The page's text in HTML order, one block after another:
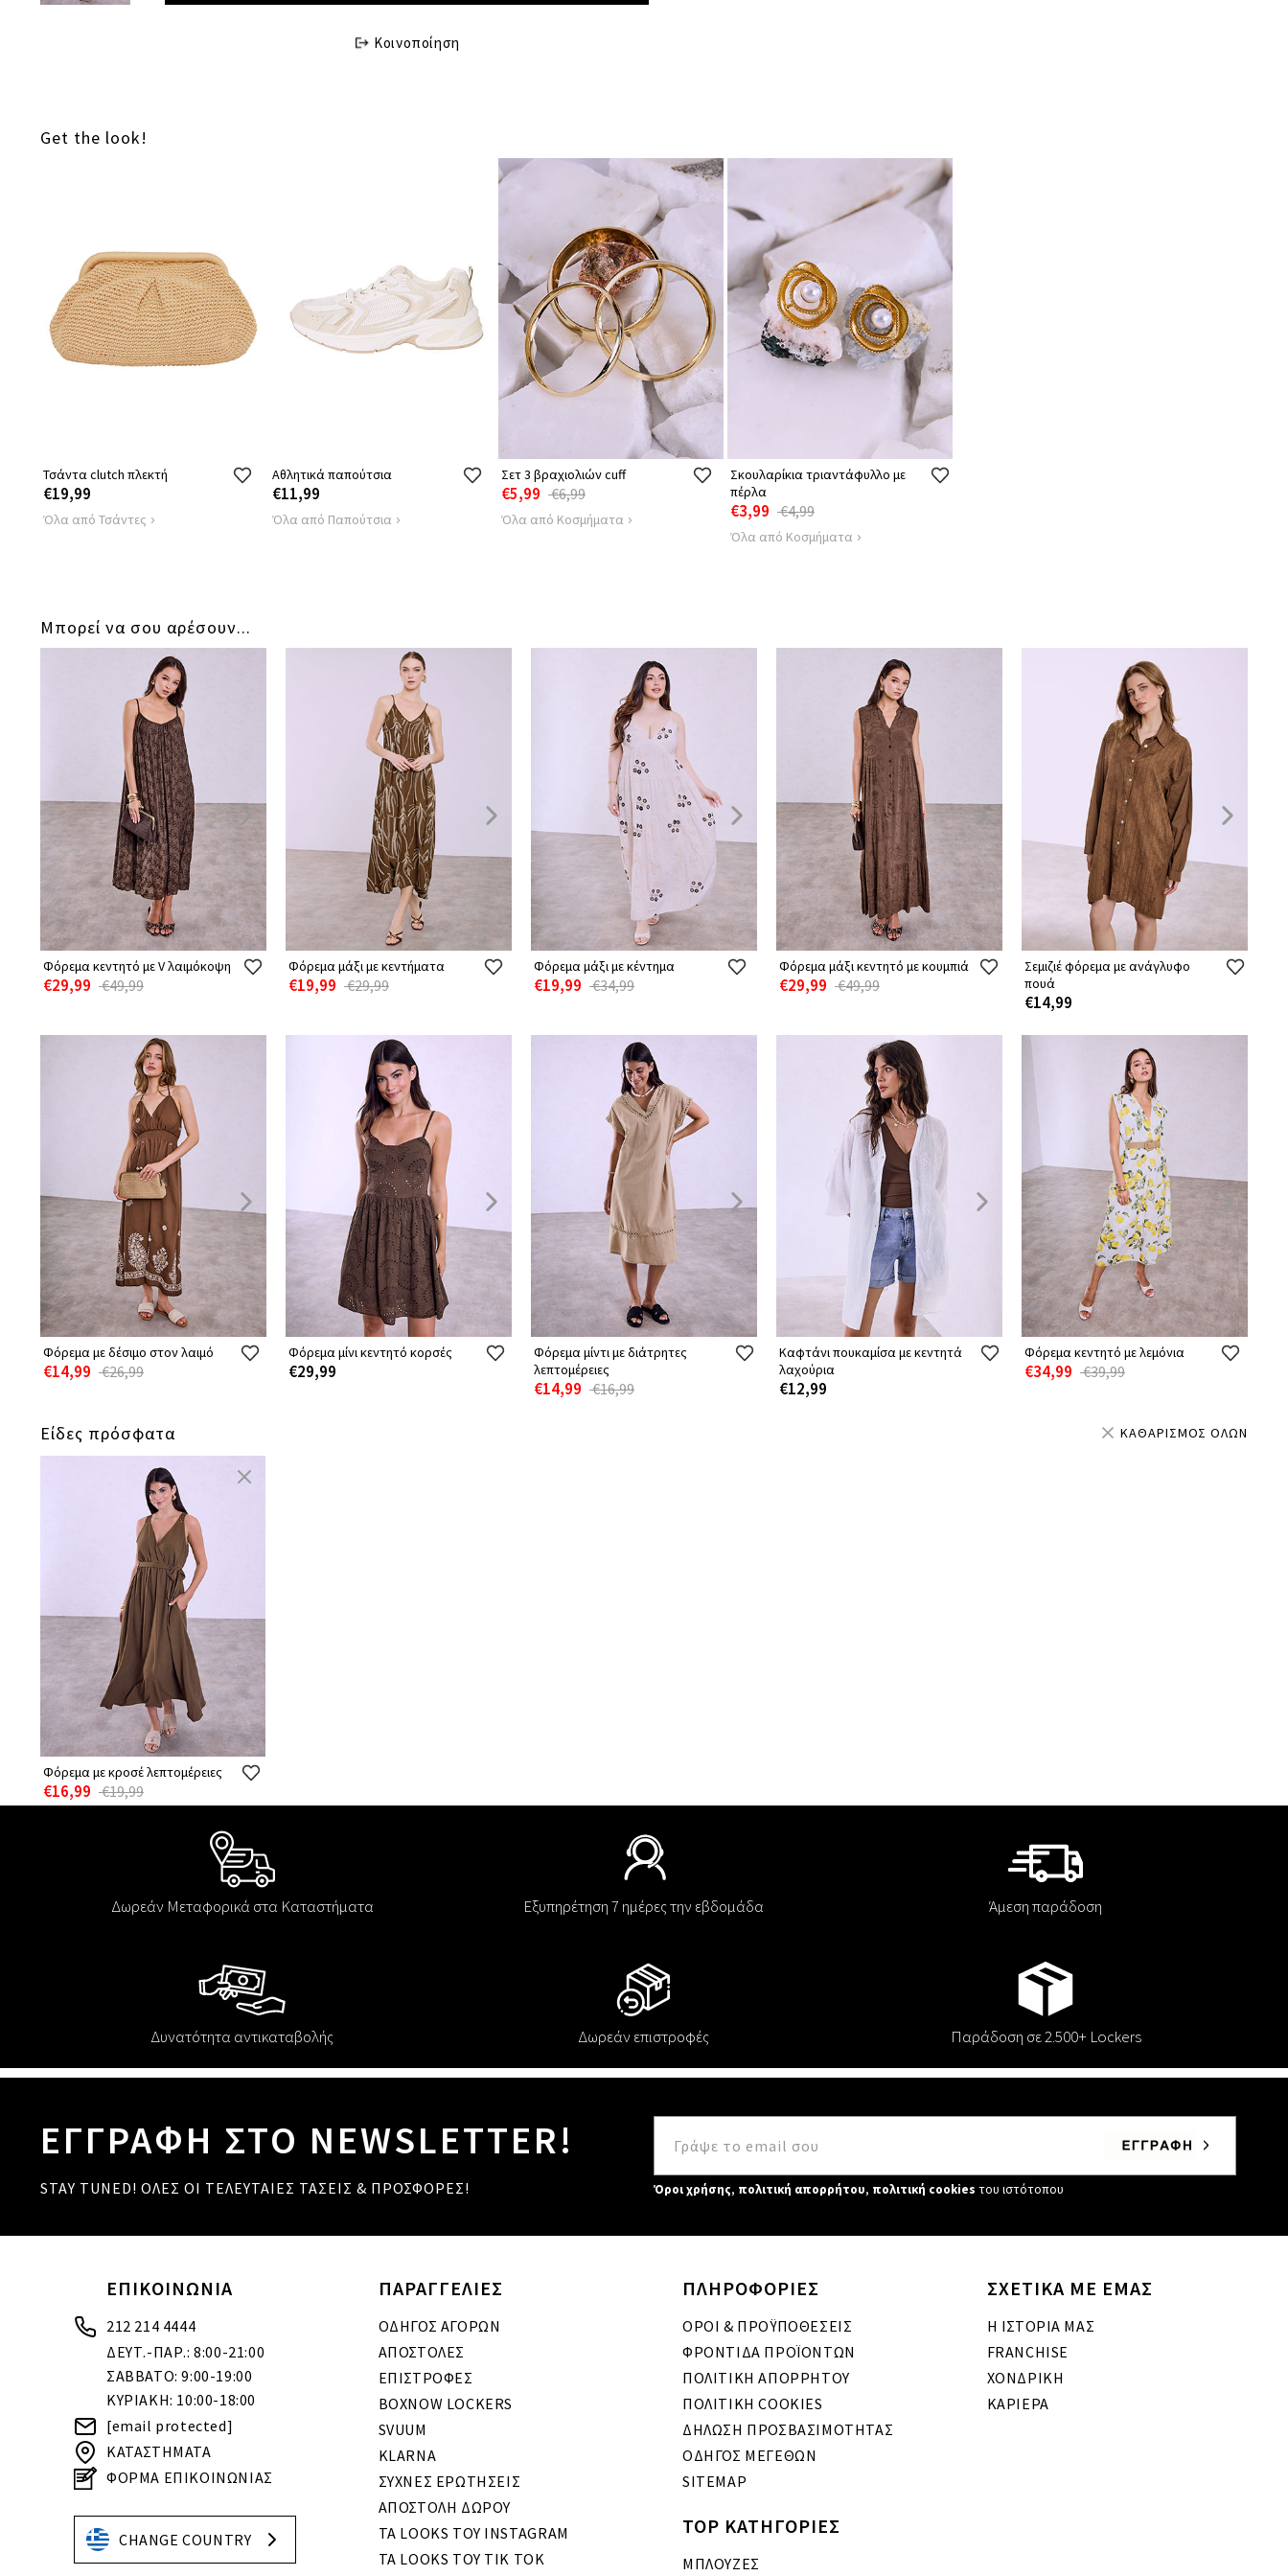
Κοινοποίηση
ΜΗΚΟΣ 125
Get the look!
Τσάντα clutch πλεκτή
€19,99
Όλα από Τσάντες
Αθλητικά παπούτσια
€11,99
Όλα από Παπούτσια
Σετ 3 βραχιολιών cuff
€5,99 €6,99
Όλα από Κοσμήματα
Σκουλαρίκια τριαντάφυλλο με
πέρλα
€3,99 €4,99
Όλα από Κοσμήματα
Μπορεί να σου αρέσουν...
Φόρεμα κεντητό με V λαιμόκοψη
€29,99 €49,99
Φόρεμα μάξι με κεντήματα
€19,99 €29,99
Φόρεμα μάξι με κέντημα
€19,99 €34,99
Φόρεμα μάξι κεντητό με κουμπιά
€29,99 €49,99
Σεμιζιέ φόρεμα με ανάγλυφο
πουά
€14,99
Φόρεμα με δέσιμο στον λαιμό
€14,99 €26,99
Φόρεμα μίνι κεντητό κορσές
€29,99
Φόρεμα μίντι με διάτρητες
λεπτομέρειες
€14,99 €16,99
Καφτάνι πουκαμίσα με κεντητά
λαχούρια
€12,99
Φόρεμα κεντητό με λεμόνια
€34,99 €39,99
Είδες πρόσφατα ΚΑΘΑΡΙΣΜΟΣ ΟΛΩΝ
Φόρεμα με κροσέ λεπτομέρειες
€16,99 €19,99
Δωρεάν Μεταφορικά στα Καταστήματα Εξυπηρέτηση 7 ημέρες την εβδομάδα Άμεση παράδοση
Δυνατότητα αντικαταβολής Δωρεάν επιστροφές Παράδοση σε 2.500+ Lockers
ΕΓΓΡΑΦΗ ΣΤΟ NEWSLETTER!
STAY TUNED! ΟΛΕΣ ΟΙ ΤΕΛΕΥΤΑΙΕΣ ΤΑΣΕΙΣ & ΠΡΟΣΦΟΡΕΣ! Όροι χρήσης, πολιτική απορρήτου, πολιτική cookies του ιστότοπου
ΕΠΙΚΟΙΝΩΝΙΑ
212 214 4444
ΔΕΥΤ.-ΠΑΡ.: 8:00-21:00
ΣΑΒΒΑΤΟ: 9:00-19:00
ΚΥΡΙΑΚΗ: 10:00-18:00
[email protected]
ΚΑΤΑΣΤΗΜΑΤΑ
ΦΟΡΜΑ ΕΠΙΚΟΙΝΩΝΙΑΣ
ΠΑΡΑΓΓΕΛΙΕΣ
ΟΔΗΓΟΣ ΑΓΟΡΩΝ
ΑΠΟΣΤΟΛΕΣ
ΕΠΙΣΤΡΟΦΕΣ
BOXNOW LOCKERS
SVUUM
KLARNA
ΣΥΧΝΕΣ ΕΡΩΤΗΣΕΙΣ
ΑΠΟΣΤΟΛΗ ΔΩΡΟΥ
ΤΑ LOOKS ΤΟΥ INSTAGRAM
ΤΑ LOOKS ΤΟΥ TIK TOK
ΠΛΗΡΟΦΟΡΙΕΣ
ΟΡΟΙ & ΠΡΟΫΠΟΘΕΣΕΙΣ
ΦΡΟΝΤΙΔΑ ΠΡΟΪΟΝΤΩΝ
ΠΟΛΙΤΙΚΗ ΑΠΟΡΡΗΤΟΥ
ΠΟΛΙΤΙΚΗ COOKIES
ΔΗΛΩΣΗ ΠΡΟΣΒΑΣΙΜΟΤΗΤΑΣ
ΟΔΗΓΟΣ ΜΕΓΕΘΩΝ
SITEMAP
ΣΧΕΤΙΚΑ ΜΕ ΕΜΑΣ
Η ΙΣΤΟΡΙΑ ΜΑΣ
FRANCHISE
ΧΟΝΔΡΙΚΗ
ΚΑΡΙΕΡΑ
CHANGE COUNTRY
TOP ΚΑΤΗΓΟΡΙΕΣ
ΜΠΛΟΥΖΕΣ